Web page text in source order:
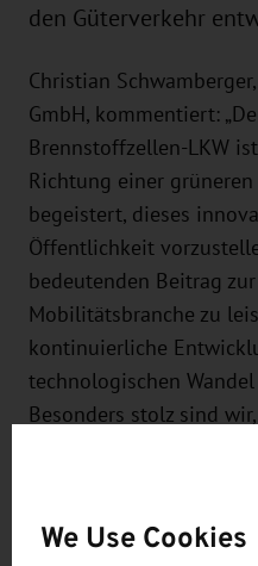
den Güterverkehr
Christian
GmbH, kommentiert:
Brennstoffzellen-LKW
Richtung einer
begeistert, dieses
Öffentlichkeit
bedeutenden Beitrag
Mobilitätsbranche zu
kontinuierliche
technologischen
Besonders stolz sind
staatliche Förderung
homogenen Mix
We Use Cookies